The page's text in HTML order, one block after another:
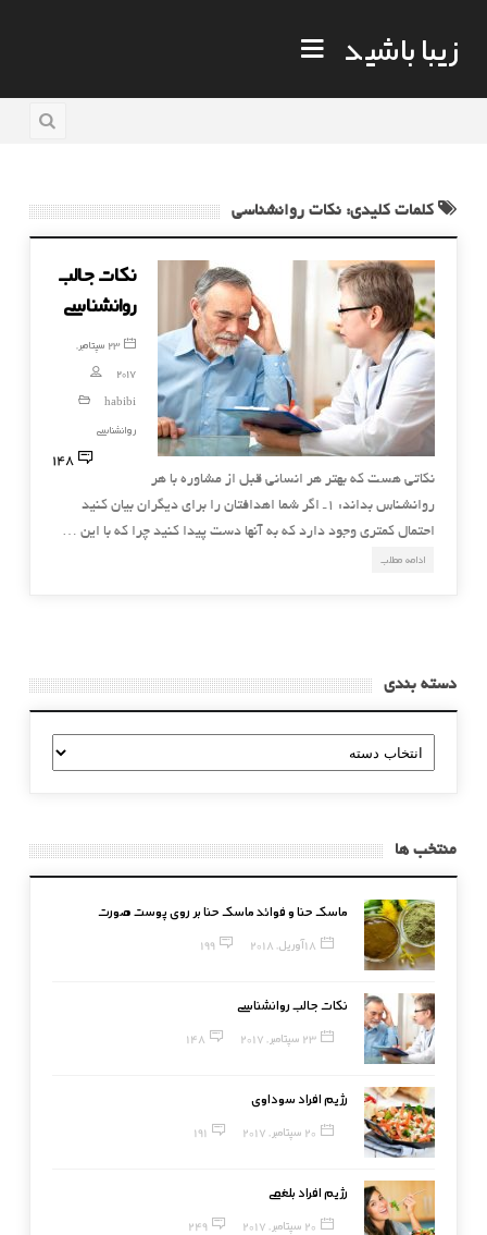
زیبا باشید
کلمات کلیدی: نکات روانشناسی
نکات جالب
روانشناسی
23 سپتامبر,
2017
habibi
روانشناسی
148
نکاتی هست که بهتر هر انسانی قبل از مشاوره با هر
روانشناس بداند: 1ـ اگر شما اهدافتان را برای دیگران بیان کنید
احتمال کمتری وجود دارد که به آنها دست پیدا کنید چرا که با این …
ادامه مطلب
دسته بندی
دسته
بندی
منتخب ها
ماسک حنا و فوائد ماسک حنا بر روی پوست صورت
18 آوریل, 2018 199
نکات جالب روانشناسی
23 سپتامبر, 2017 148
رژیم افراد سوداوی
20 سپتامبر, 2017 191
رژیم افراد بلغمی
20 سپتامبر, 2017 249